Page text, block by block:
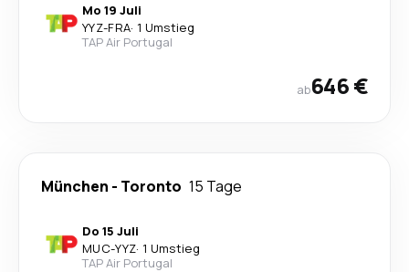
Mo 19 Juli
YYZ-FRA· 1 Umstieg
TAP Air Portugal
ab646 €
München - Toronto 15 Tage
Do 15 Juli
MUC-YYZ· 1 Umstieg
TAP Air Portugal